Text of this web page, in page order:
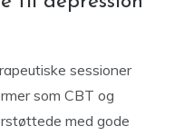
sessioner
som CBT og
med gode